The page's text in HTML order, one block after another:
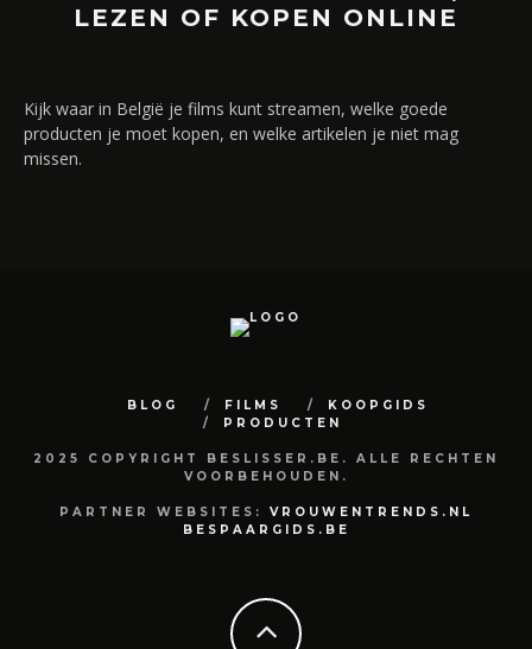
LEZEN OF KOPEN ONLINE
Kijk waar in België je films kunt streamen, welke goede
producten je moet kopen, en welke artikelen je niet mag
missen.
BLOG FILMS
KOOPGIDS
PRODUCTEN
2025 COPYRIGHT BESLISSER.BE. ALLE RECHTEN
VOORBEHOUDEN.
PARTNER WEBSITES: VROUWENTRENDS.NL
BESPAARGIDS.BE